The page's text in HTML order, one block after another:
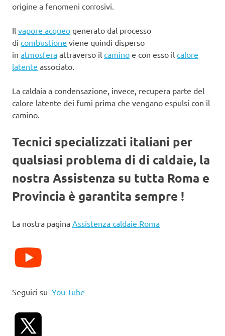
origine a fenomeni corrosivi.
Il vapore acqueo generato dal processo
di combustione viene quindi disperso
in atmosfera attraverso il camino e con esso il calore
latente associato.
La caldaia a condensazione, invece, recupera parte del
calore latente dei fumi prima che vengano espulsi con il
camino.
Tecnici specializzati italiani per
qualsiasi problema di di caldaie, la
nostra Assistenza su tutta Roma e
Provincia è garantita sempre !
La nostra pagina Assistenza caldaie Roma
Seguici su You Tube